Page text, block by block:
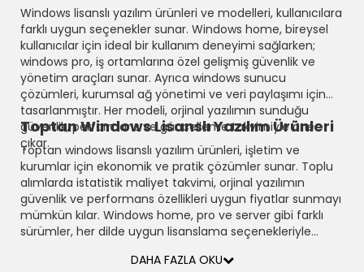
Windows lisanslı yazılım ürünleri ve modelleri, kullanıcılara
farklı uygun seçenekler sunar. Windows home, bireysel
kullanıcılar için ideal bir kullanım deneyimi sağlarken;
windows pro, iş ortamlarına özel gelişmiş güvenlik ve
yönetim araçları sunar. Ayrıca windows sunucu
çözümleri, kurumsal ağ yönetimi ve veri paylaşımı için
tasarlanmıştır. Her modeli, orjinal yazılımın sunduğu
güvenlik, performans ve güncelleme takvimiyle öne
çıkar.
Toptan Windows Lisanslı Yazılım Ürünleri
Toptan windows lisanslı yazılım ürünleri, işletim ve
kurumlar için ekonomik ve pratik çözümler sunar. Toplu
alımlarda istatistik maliyet takvimi, orjinal yazılımın
güvenlik ve performans özellikleri uygun fiyatlar sunmayı
mümkün kılar. Windows home, pro ve server gibi farklı
sürümler, her dilde uygun lisanslama seçenekleriyle
DAHA FAZLA OKU